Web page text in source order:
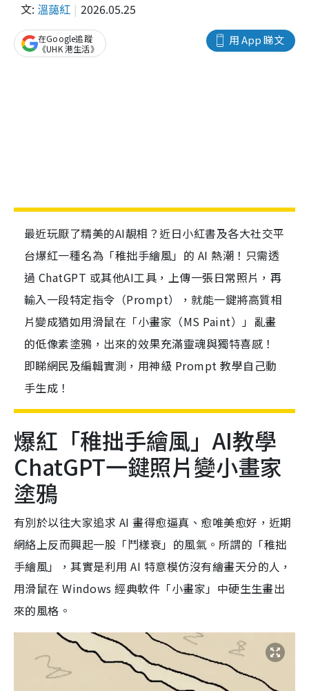
文: 溫藹紅 2026.05.25
用 App 睇文
在Google追蹤
《UHK 港生活》
最近玩厭了精美的AI靚相？近日小紅書及各大社交平
台爆紅一種名為「稚拙手繪風」的 AI 熱潮！只需透
過 ChatGPT 或其他AI工具，上傳一張日常照片，再
輸入一段特定指令（Prompt），就能一鍵將高質相
片變成猶如用滑鼠在「小畫家（MS Paint）」亂畫
的低像素塗鴉，出來的效果充滿靈魂與獨特喜感！
即睇網民及編輯實測，用神級 Prompt 教學自己動
手生成！
爆紅「稚拙手繪風」AI教學
ChatGPT一鍵照片變小畫家
塗鴉
有別於以往大家追求 AI 畫得愈逼真、愈唯美愈好，近期
網絡上反而興起一股「鬥樣衰」的風氣。所謂的「稚拙
手繪風」，其實是利用 AI 特意模仿沒有繪畫天分的人，
用滑鼠在 Windows 經典軟件「小畫家」中硬生生畫出
來的風格。